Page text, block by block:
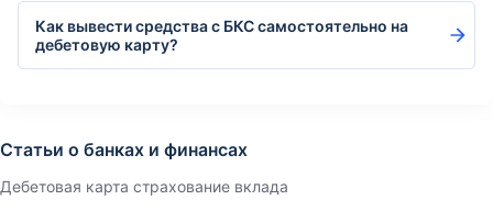
Как вывести средства с БКС самостоятельно на
дебетовую карту?
Статьи о банках и финансах
Дебетовая карта страхование вклада